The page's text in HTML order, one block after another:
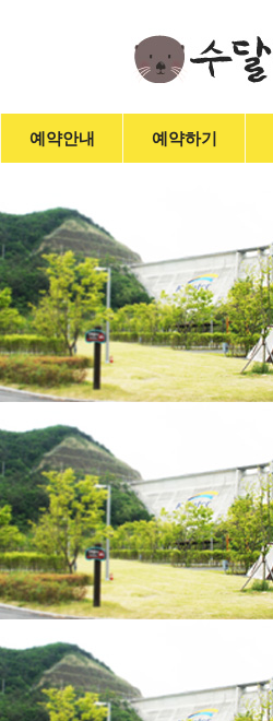
예약안내 예약하기